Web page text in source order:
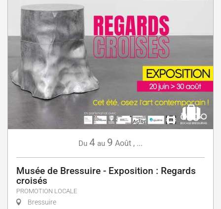
Du 4 au 9 Août , ...
Musée de Bressuire - Exposition : Regards
croisés
PROMOTION LOCALE
Bressuire